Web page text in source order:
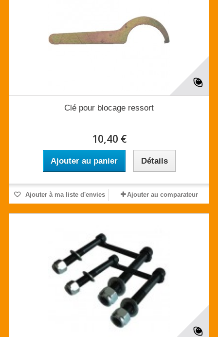
Clé pour blocage ressort
10,40 €
Ajouter au panier Détails
Ajouter à ma liste d'envies Ajouter au comparateur